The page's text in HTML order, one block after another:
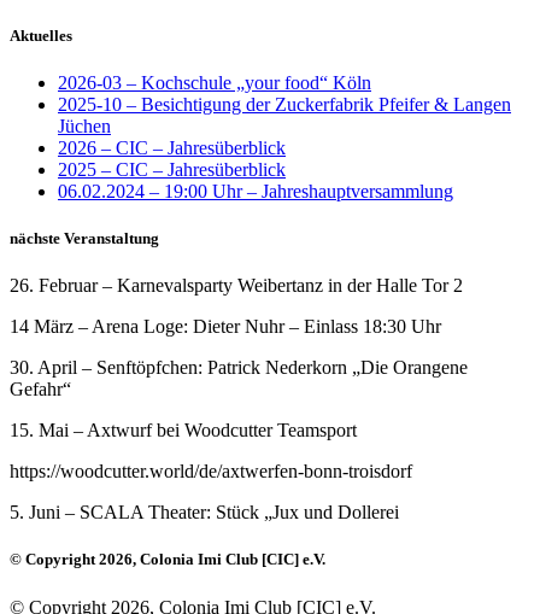
Aktuelles
2026-03 – Kochschule „your food“ Köln
2025-10 – Besichtigung der Zuckerfabrik Pfeifer & Langen
Jüchen
2026 – CIC – Jahresüberblick
2025 – CIC – Jahresüberblick
06.02.2024 – 19:00 Uhr – Jahreshauptversammlung
nächste Veranstaltung
26. Februar – Karnevalsparty Weibertanz in der Halle Tor 2
14 März – Arena Loge: Dieter Nuhr – Einlass 18:30 Uhr
30. April – Senftöpfchen: Patrick Nederkorn „Die Orangene
Gefahr“
15. Mai – Axtwurf bei Woodcutter Teamsport
https://woodcutter.world/de/axtwerfen-bonn-troisdorf
5. Juni – SCALA Theater: Stück „Jux und Dollerei
© Copyright 2026, Colonia Imi Club [CIC] e.V.
© Copyright 2026, Colonia Imi Club [CIC] e.V.